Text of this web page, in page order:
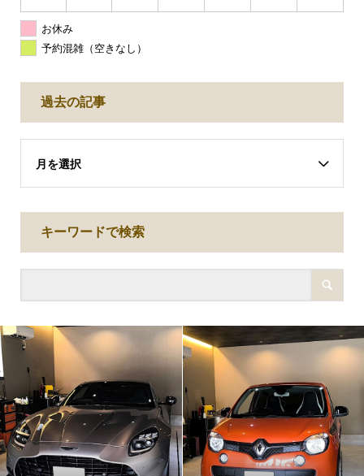
お休み
予約混雑（空きなし）
過去の記事
月を選択
キーワードで検索